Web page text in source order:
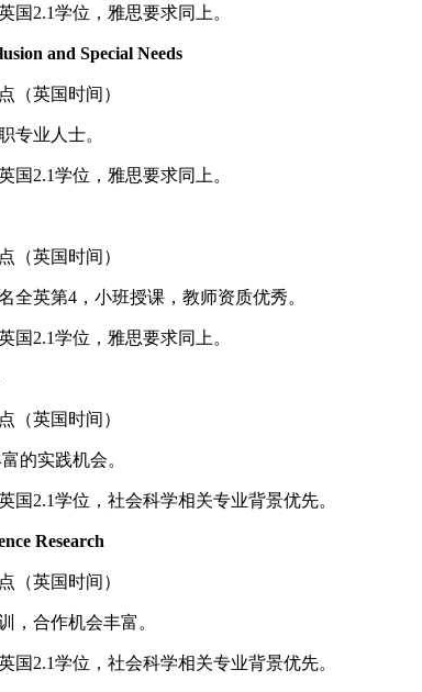
国2.1学位，雅思要求同上。
and Special Needs
（英国时间）
专业人士。
国2.1学位，雅思要求同上。
（英国时间）
全英第4，小班授课，教师资质优秀。
国2.1学位，雅思要求同上。
（英国时间）
的实践机会。
国2.1学位，社会科学相关专业背景优先。
Research
（英国时间）
，合作机会丰富。
国2.1学位，社会科学相关专业背景优先。